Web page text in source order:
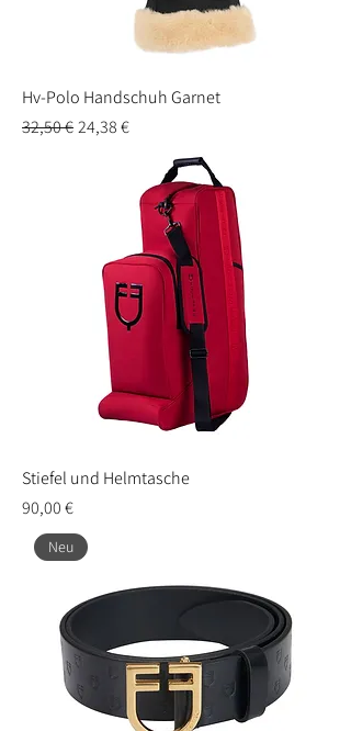
Hv-Polo Handschuh Garnet
Standardpreis
32,50 €Sale-Preis
24,38 €
Stiefel und Helmtasche
Preis
90,00 €
Neu